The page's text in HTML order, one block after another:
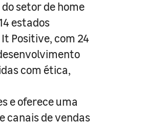
setor de home
estados
Positive, com 24
com ética,
e oferece uma
canais de vendas